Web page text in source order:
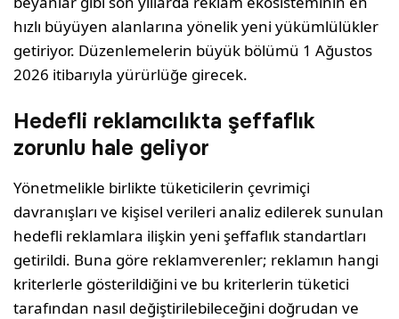
hızlı büyüyen alanlarına yönelik yeni yükümlülükler
getiriyor. Düzenlemelerin büyük bölümü 1 Ağustos
2026 itibarıyla yürürlüğe girecek.
Hedefli reklamcılıkta şeffaflık
zorunlu hale geliyor
Yönetmelikle birlikte tüketicilerin çevrimiçi
davranışları ve kişisel verileri analiz edilerek sunulan
hedefli reklamlara ilişkin yeni şeffaflık standartları
getirildi. Buna göre reklamverenler; reklamın hangi
kriterlerle gösterildiğini ve bu kriterlerin tüketici
tarafından nasıl değiştirilebileceğini doğrudan ve